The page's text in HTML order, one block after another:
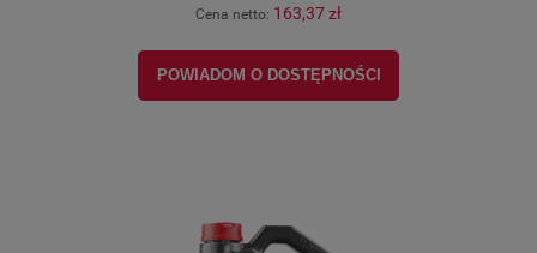
Cena netto: 163,37 zł
POWIADOM O DOSTĘPNOŚCI